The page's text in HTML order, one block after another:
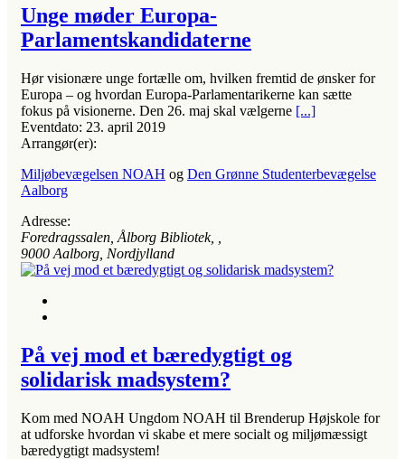
Unge møder Europa-
Parlamentskandidaterne
Hør visionære unge fortælle om, hvilken fremtid de ønsker for
Europa – og hvordan Europa-Parlamentarikerne kan sætte
fokus på visionerne. Den 26. maj skal vælgerne [...]
Eventdato: 23. april 2019
Arrangør(er):
Miljøbevægelsen NOAH og Den Grønne Studenterbevægelse
Aalborg
Adresse:
Foredragssalen, Ålborg Bibliotek, ,
9000 Aalborg, Nordjylland
På vej mod et bæredygtigt og
solidarisk madsystem?
Kom med NOAH Ungdom NOAH til Brenderup Højskole for
at udforske hvordan vi skabe et mere socialt og miljømæssigt
bæredygtigt madsystem!